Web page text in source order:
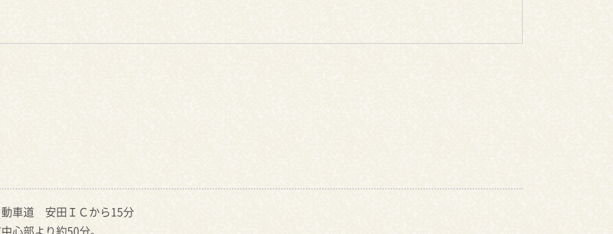
車道 安田ＩＣから15分
心部より約50分。